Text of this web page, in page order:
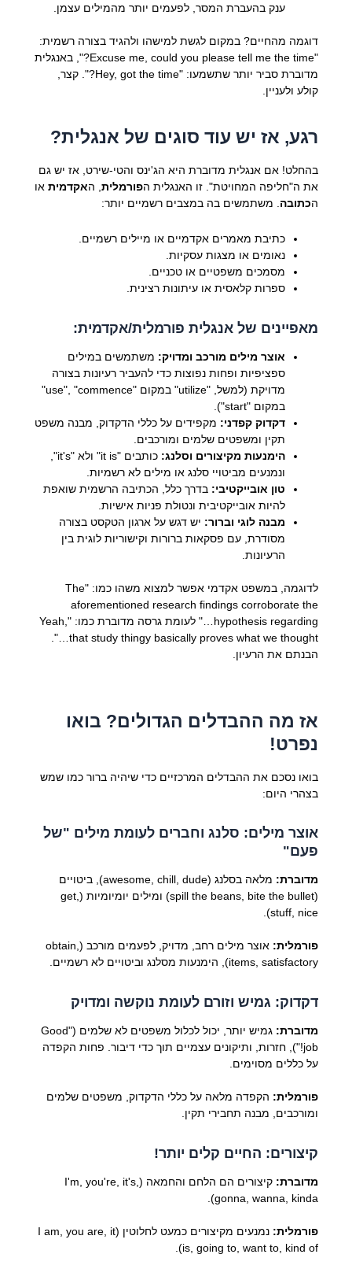
ענק בהעברת המסר, לפעמים יותר מהמילים עצמן.
דוגמה מהחיים? במקום לגשת למישהו ולהגיד בצורה רשמית:
"Excuse me, could you please tell me the time?", באנגלית
מדוברת סביר יותר שתשמעו: "Hey, got the time?". קצר,
קולע ולעניין.
רגע, אז יש עוד סוגים של אנגלית?
בהחלט! אם אנגלית מדוברת היא הג'ינס והטי-שירט, אז יש גם
את ה"חליפה המחויטת". זו האנגלית הפורמלית, האקדמיתאו
הכתובה . משתמשים בה במצבים רשמיים יותר:
כתיבת מאמרים אקדמיים או מיילים רשמיים.
נאומים או מצגות עסקיות.
מסמכים משפטיים או טכניים.
ספרות קלאסית או עיתונות רצינית.
מאפיינים של אנגלית פורמלית/אקדמית:
אוצר מילים מורכב ומדויק: משתמשים במילים
ספציפיות ופחות נפוצות כדי להעביר רעיונות בצורה
מדויקת (למשל, "utilize" במקום "use", "commence"
במקום "start").
דקדוק קפדני: מקפידים על כללי הדקדוק, מבנה משפט
תקין ומשפטים שלמים ומורכבים.
הימנעות מקיצורים וסלנג:
כותבים "it is" ולא "it's",
ונמנעים מביטויי סלנג או מילים לא רשמיות.
טון אובייקטיבי: בדרך כלל, הכתיבה הרשמית שואפת
להיות אובייקטיבית ונטולת פניות אישיות.
מבנה לוגי וברור: יש דגש על ארגון הטקסט בצורה
מסודרת, עם פסקאות ברורות וקישוריות לוגית בין
הרעיונות.
לדוגמה, במשפט אקדמי אפשר למצוא משהו כמו: "The
aforementioned research findings corroborate the
hypothesis regarding…" לעומת גרסה מדוברת כמו: "Yeah,
that study thingy basically proves what we thought…".
הבנתם את הרעיון.
אז מה ההבדלים הגדולים? בואו
נפרט!
בואו נסכם את ההבדלים המרכזיים כדי שיהיה ברור כמו שמש
בצהרי היום:
אוצר מילים: סלנג וחברים לעומת מילים "של
פעם"
מדוברת:
מלאה בסלנג (awesome, chill, dude), ביטויים
(spill the beans, bite the bullet) ומילים יומיומיות (get,
stuff, nice).
פורמלית:
אוצר מילים רחב, מדויק, לפעמים מורכב (obtain,
items, satisfactory), הימנעות מסלנג וביטויים לא רשמיים.
דקדוק: גמיש וזורם לעומת נוקשה ומדויק
מדוברת:
גמיש יותר, יכול לכלול משפטים לא שלמים ("Good
job!"), חזרות, ותיקונים עצמיים תוך כדי דיבור. פחות הקפדה
על כללים מסוימים.
פורמלית: הקפדה מלאה על כללי הדקדוק, משפטים שלמים
ומורכבים, מבנה תחבירי תקין.
קיצורים: החיים קלים יותר!
מדוברת:
קיצורים הם הלחם והחמאה (I'm, you're, it's,
gonna, wanna, kinda).
פורמלית:
נמנעים מקיצורים כמעט לחלוטין (I am, you are, it
is, going to, want to, kind of).